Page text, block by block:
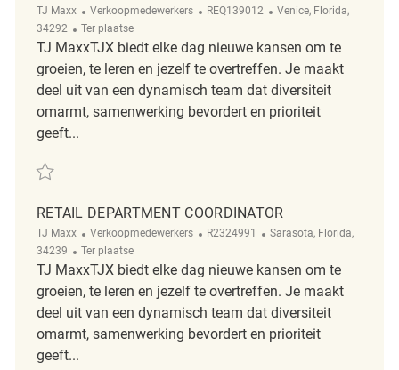
TJ Maxx Categorie
Verkoopmedewerkers ReqId
REQ139012 Plaats
Venice, Florida,
34292
Afgelegen
Ter plaatse
TJ MaxxTJX biedt elke dag nieuwe kansen om te
groeien, te leren en jezelf te overtreffen. Je maakt
deel uit van een dynamisch team dat diversiteit
omarmt, samenwerking bevordert en prioriteit
geeft...
Redden Retail Merchandise Coordinator REQ139012
RETAIL DEPARTMENT COORDINATOR
TJ Maxx Categorie
Verkoopmedewerkers ReqId
R2324991 Plaats
Sarasota, Florida,
34239
Afgelegen
Ter plaatse
TJ MaxxTJX biedt elke dag nieuwe kansen om te
groeien, te leren en jezelf te overtreffen. Je maakt
deel uit van een dynamisch team dat diversiteit
omarmt, samenwerking bevordert en prioriteit
geeft...